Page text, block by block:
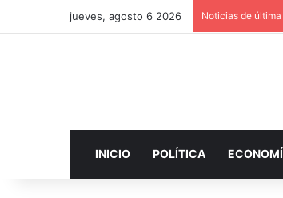
jueves, agosto 6 2026 Noticias de última
INICIO POLÍTICA